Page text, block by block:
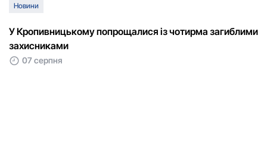
Новини
У Кропивницькому попрощалися із чотирма загиблими
захисниками
07 серпня